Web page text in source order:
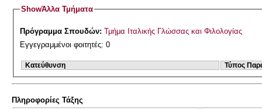
ShowΆλλα Τμήματα
Πρόγραμμα Σπουδών:Τμήμα Ιταλικής Γλώσσας και Φιλολογίας
Εγγεγραμμένοι φοιτητές: 0
Κατεύθυνση Τύπος
Πληροφορίες Τάξης